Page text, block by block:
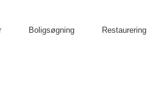
Boligsøgning Restaurering